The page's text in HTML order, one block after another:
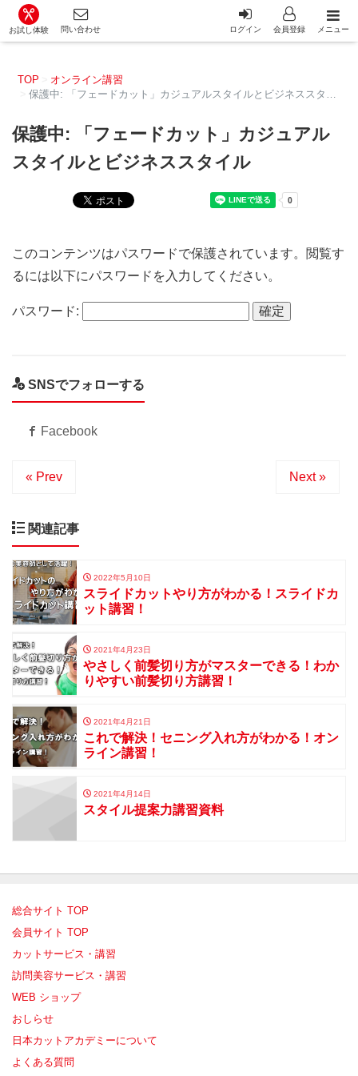
カット講習・カットスクール 日本カットアカデミー総合サ
お試し体験 問い合わせ ログイン 会員登録 メニュー
TOP
オンライン講習
保護中: 「フェードカット」カジュアルスタイルとビジネススタイル
保護中: 「フェードカット」カジュアル
スタイルとビジネススタイル
このコンテンツはパスワードで保護されています。閲覧す
るには以下にパスワードを入力してください。
パスワード:
SNSでフォローする
Facebook
« Prev Next »
関連記事
2022年5月10日
スライドカットやり方がわかる！スライドカ
ット講習！
2021年4月23日
やさしく前髪切り方がマスターできる！わか
りやすい前髪切り方講習！
2021年4月21日
これで解決！セニング入れ方がわかる！オン
ライン講習！
2021年4月14日
スタイル提案力講習資料
総合サイト TOP
会員サイト TOP
カットサービス・講習
訪問美容サービス・講習
WEB ショップ
おしらせ
日本カットアカデミーについて
よくある質問